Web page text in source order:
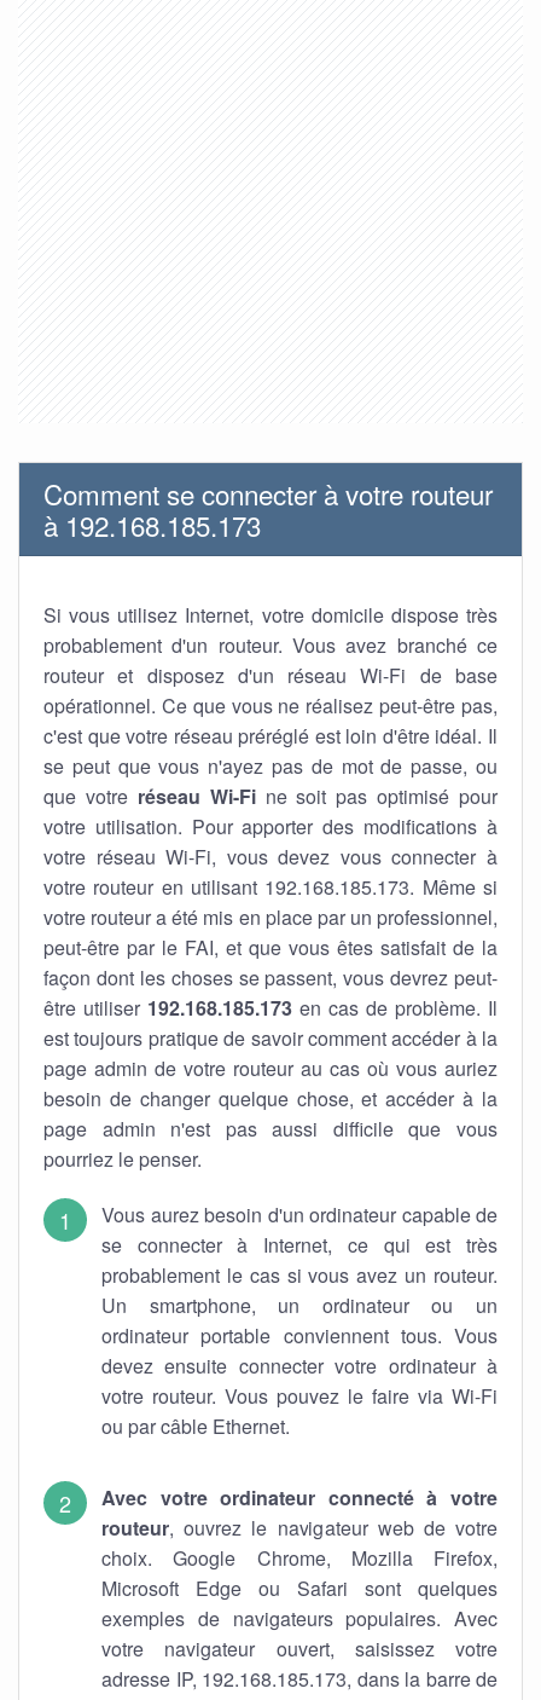
Comment se connecter à votre routeur
à 192.168.185.173
Si vous utilisez Internet, votre domicile dispose très
probablement d'un routeur. Vous avez branché ce
routeur et disposez d'un réseau Wi-Fi de base
opérationnel. Ce que vous ne réalisez peut-être pas,
c'est que votre réseau préréglé est loin d'être idéal. Il
se peut que vous n'ayez pas de mot de passe, ou
que votre réseau Wi-Fine soit pas optimisé pour
votre utilisation. Pour apporter des modifications à
votre réseau Wi-Fi, vous devez vous connecter à
votre routeur en utilisant 192.168.185.173. Même si
votre routeur a été mis en place par un professionnel,
peut-être par le FAI, et que vous êtes satisfait de la
façon dont les choses se passent, vous devrez peut-
être utiliser 192.168.185.173 en cas de problème. Il
est toujours pratique de savoir comment accéder à la
page admin de votre routeur au cas où vous auriez
besoin de changer quelque chose, et accéder à la
page admin n'est pas aussi difficile que vous
pourriez le penser.
Vous aurez besoin d'un ordinateur capable de
se connecter à Internet, ce qui est très
probablement le cas si vous avez un routeur.
Un smartphone, un ordinateur ou un
ordinateur portable conviennent tous. Vous
devez ensuite connecter votre ordinateur à
votre routeur. Vous pouvez le faire via Wi-Fi
ou par câble Ethernet.
Avec votre ordinateur connecté à votre
routeur, ouvrez le navigateur web de votre
choix. Google Chrome, Mozilla Firefox,
Microsoft Edge ou Safari sont quelques
exemples de navigateurs populaires. Avec
votre navigateur ouvert, saisissez votre
adresse IP, 192.168.185.173, dans la barre de